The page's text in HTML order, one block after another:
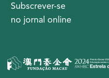
Subscrever-se
no jornal online